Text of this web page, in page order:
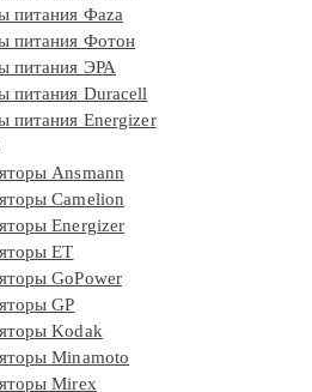
питания Фaza
питания Фотон
питания ЭРА
питания Duracell
питания Energizer
Ansmann
Camelion
Energizer
ET
GoPower
GP
Kodak
Minamoto
Mirex